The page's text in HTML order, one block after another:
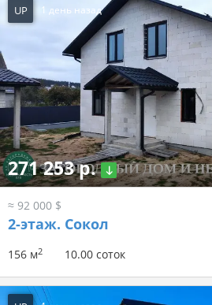
UP 1 день назад
271 253 р.
≈ 92 000 $
2-этаж. Сокол
156 м2 10.00 соток